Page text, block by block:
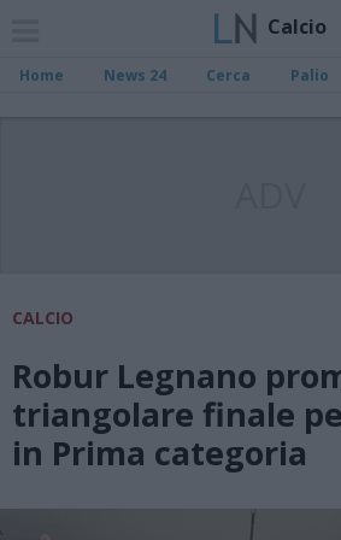
Calcio
Home News 24 Cerca Palio
CALCIO
Robur Legnano
triangolare finale
in Prima categoria